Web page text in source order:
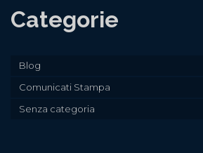
Categorie
Blog
Comunicati Stampa
Senza categoria